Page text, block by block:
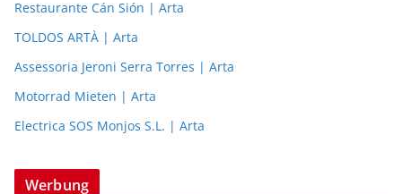
Restaurante Cán Sión | Arta
TOLDOS ARTÀ | Arta
Assessoria Jeroni Serra Torres | Arta
Motorrad Mieten | Arta
Electrica SOS Monjos S.L. | Arta
Werbung